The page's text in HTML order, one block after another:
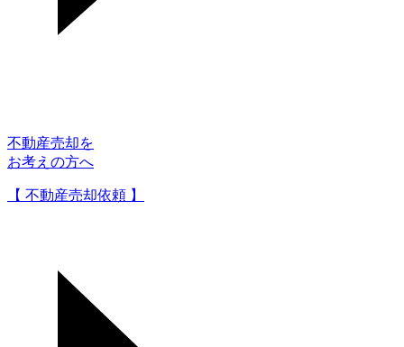
不動産売却を
お考えの方へ
【 不動産売却依頼 】